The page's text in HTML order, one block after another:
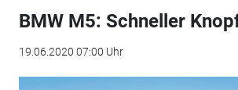
BMW M5: Schneller
19.06.2020 07:00 Uhr